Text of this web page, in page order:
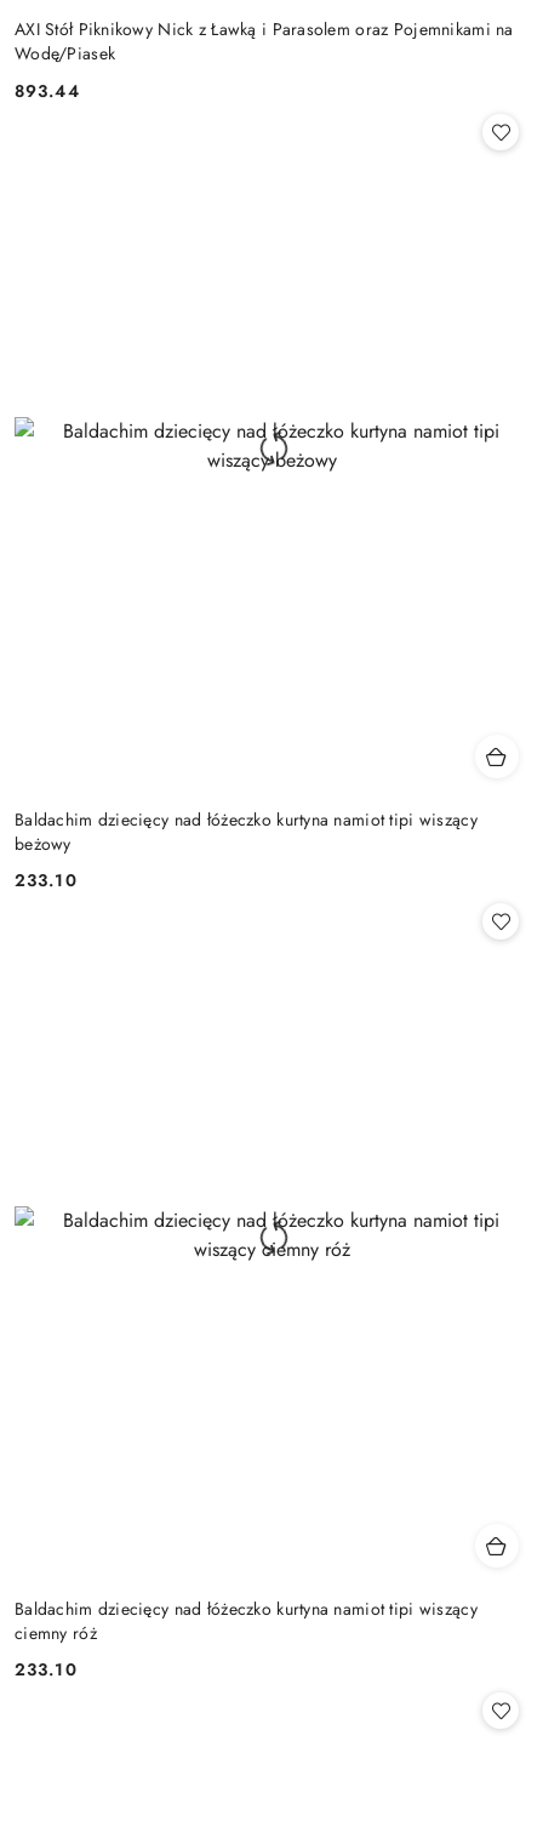
AXI Stół Piknikowy Nick z Ławką i Parasolem oraz Pojemnikami na
Wodę/Piasek
Cena:
893.44
Baldachim dziecięcy nad łóżeczko kurtyna namiot tipi wiszący
beżowy
Cena:
233.10
Baldachim dziecięcy nad łóżeczko kurtyna namiot tipi wiszący
ciemny róż
Cena:
233.10